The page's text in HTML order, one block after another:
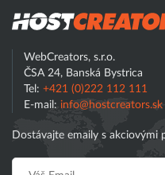
WebCreators, s.r.o.
ČSA 24, Banská Bystrica
Tel: +421 (0)222 112 111
E-mail: info@hostcreators.sk
Dostávajte emaily s akciovými